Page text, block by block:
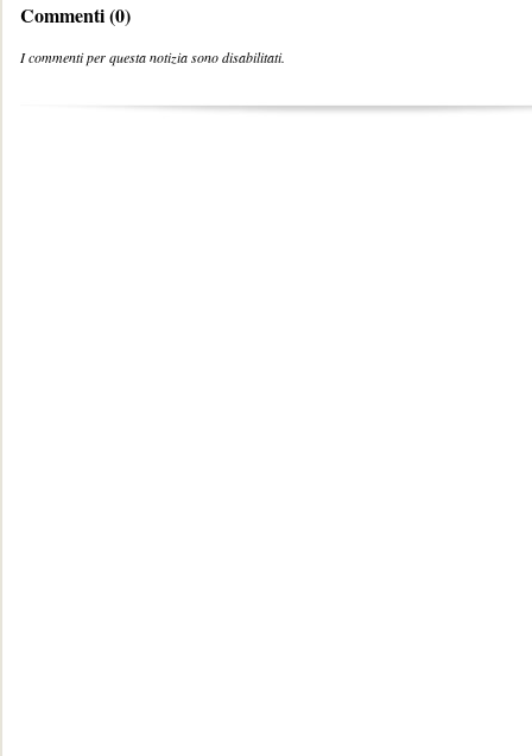
Commenti (0)
I commenti per questa notizia sono disabilitati.